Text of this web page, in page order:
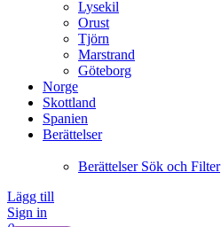
Lysekil
Orust
Tjörn
Marstrand
Göteborg
Norge
Skottland
Spanien
Berättelser
Berättelser Sök och Filter
Lägg till
Sign in